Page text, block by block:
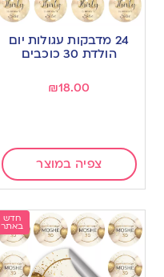
24 מדבקות עגולות יום
הולדת 30 כוכבים
₪18.00
צפיה במוצר
חדש
באתר